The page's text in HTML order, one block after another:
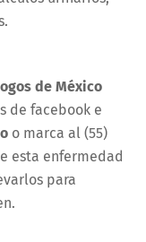
de México
de facebook e
o marca al (55)
esta enfermedad
para